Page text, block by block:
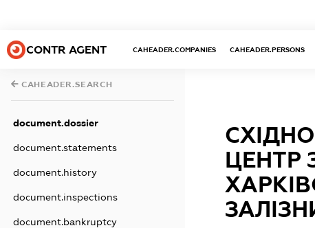
CONTR AGENT CAHEADER.COMPANIES CAHEADER.PERSONS
CAHEADER.SEARCH
document.dossier
document.statements
document.history
document.inspections
document.bankruptcy
ЦЕНТР